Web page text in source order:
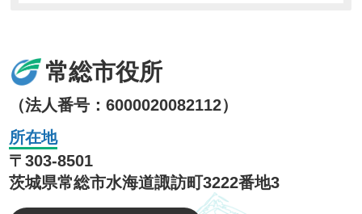
常総市役所
（法人番号：6000020082112）
所在地
〒303-8501
茨城県常総市水海道諏訪町3222番地3